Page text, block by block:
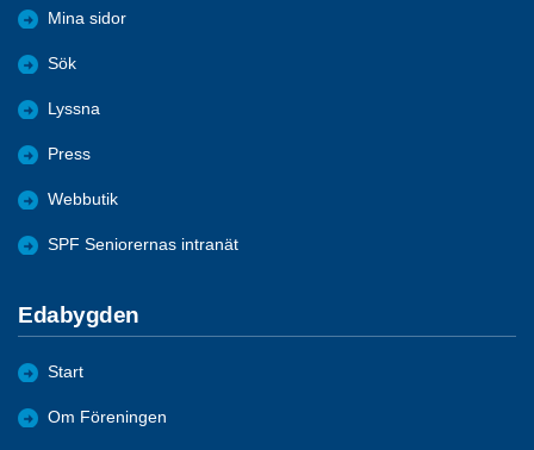
Mina sidor
Sök
Lyssna
Press
Webbutik
SPF Seniorernas intranät
Edabygden
Start
Om Föreningen